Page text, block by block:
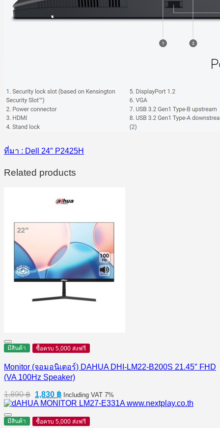
ที่มา : Dell 24″ P2425H
Related products
มีสินค้า ซื้อครบ 5,000 ส่งฟรี
Monitor (จอมอนิเตอร์) DAHUA DHI-LM22-B200S 21.45″ FHD
(VA 100Hz Speaker)
1,890฿ Original
price
1,890 ฿.
1,830 ฿Current
price
1,830 ฿.
Including VAT 7%
มีสินค้า ซื้อครบ 5,000 ส่งฟรี